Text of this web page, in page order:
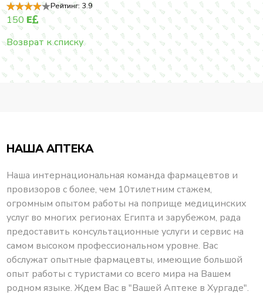
Рейтинг: 3.9
150E
Возврат к списку
НАША АПТЕКА
Наша интернациональная команда фармацевтов и
провизоров с более, чем 10тилетним стажем,
огромным опытом работы на поприще медицинских
услуг во многих регионах Египта и зарубежом, рада
предоставить консультационные услуги и сервис на
самом высоком профессиональном уровне. Вас
обслужат опытные фармацевты, имеющие большой
опыт работы с туристами со всего мира на Вашем
родном языке. Ждем Вас в "Вашей Аптеке в Хургаде".